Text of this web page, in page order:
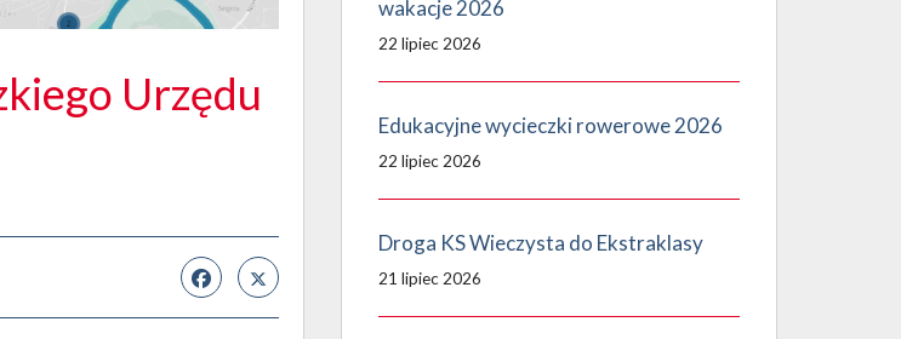
Urzędu
wakacje 2026
22 lipiec 2026
Edukacyjne wycieczki rowerowe 2026
22 lipiec 2026
Droga KS Wieczysta do Ekstraklasy
21 lipiec 2026